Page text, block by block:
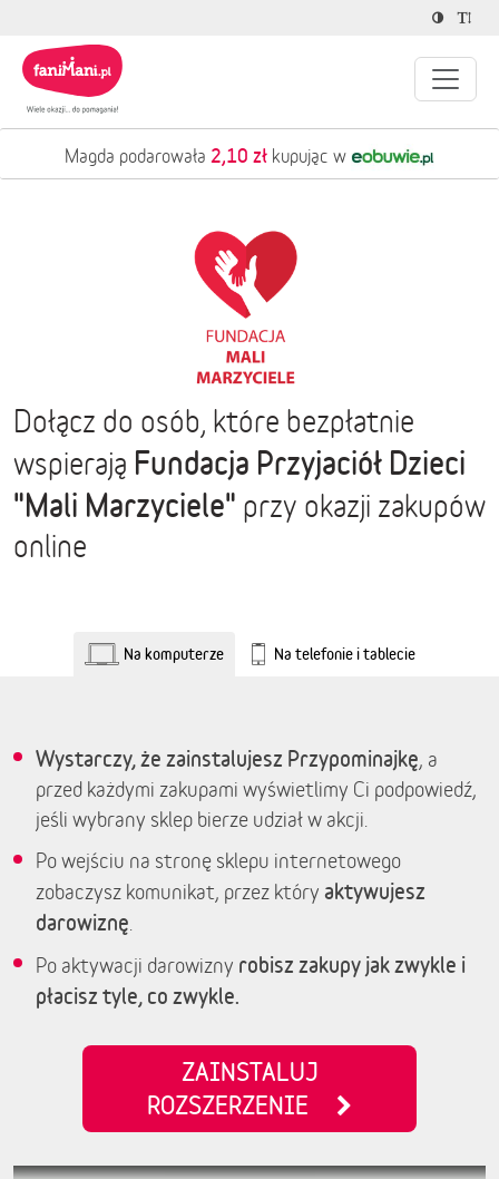
Magda podarowała 2,10 zł kupując w
Dołącz do osób, które bezpłatnie
wspierają Fundacja Przyjaciół Dzieci
"Mali Marzyciele" przy okazji zakupów
online
Na komputerze Na telefonie i tablecie
Wystarczy, że zainstalujesz Przypominajkę, a
przed każdymi zakupami wyświetlimy Ci podpowiedź,
jeśli wybrany sklep bierze udział w akcji.
Po wejściu na stronę sklepu internetowego
zobaczysz komunikat, przez który aktywujesz
darowiznę
Po aktywacji darowizny robisz zakupy jak zwykle i
płacisz tyle, co zwykle.
ZAINSTALUJ
ROZSZERZENIE